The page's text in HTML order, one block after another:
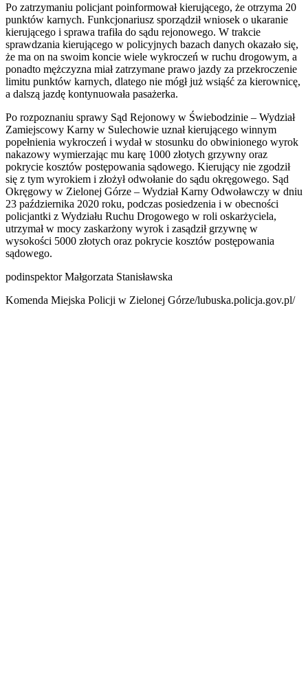
Po zatrzymaniu policjant poinformował kierującego, że otrzyma 20
punktów karnych. Funkcjonariusz sporządził wniosek o ukaranie
kierującego i sprawa trafiła do sądu rejonowego. W trakcie
sprawdzania kierującego w policyjnych bazach danych okazało się,
że ma on na swoim koncie wiele wykroczeń w ruchu drogowym, a
ponadto mężczyzna miał zatrzymane prawo jazdy za przekroczenie
limitu punktów karnych, dlatego nie mógł już wsiąść za kierownicę,
a dalszą jazdę kontynuowała pasażerka.
Po rozpoznaniu sprawy Sąd Rejonowy w Świebodzinie – Wydział
Zamiejscowy Karny w Sulechowie uznał kierującego winnym
popełnienia wykroczeń i wydał w stosunku do obwinionego wyrok
nakazowy wymierzając mu karę 1000 złotych grzywny oraz
pokrycie kosztów postępowania sądowego. Kierujący nie zgodził
się z tym wyrokiem i złożył odwołanie do sądu okręgowego. Sąd
Okręgowy w Zielonej Górze – Wydział Karny Odwoławczy w dniu
23 października 2020 roku, podczas posiedzenia i w obecności
policjantki z Wydziału Ruchu Drogowego w roli oskarżyciela,
utrzymał w mocy zaskarżony wyrok i zasądził grzywnę w
wysokości 5000 złotych oraz pokrycie kosztów postępowania
sądowego.
podinspektor Małgorzata Stanisławska
Komenda Miejska Policji w Zielonej Górze/lubuska.policja.gov.pl/